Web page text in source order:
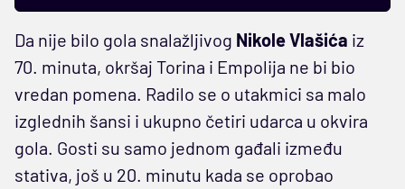
Da nije bilo gola snalažljivog Nikole Vlašića iz
70. minuta, okršaj Torina i Empolija ne bi bio
vredan pomena. Radilo se o utakmici sa malo
izglednih šansi i ukupno četiri udarca u okvira
gola. Gosti su samo jednom gađali između
stativa, još u 20. minutu kada se oprobao